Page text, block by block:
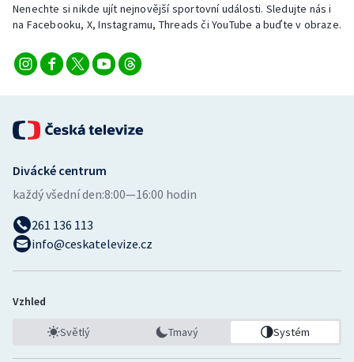
Vodní slalom
Volejbal
Ostatní
Nenechte si nikde ujít nejnovější sportovní události. Sledujte nás i
na Facebooku, X, Instagramu, Threads či YouTube a buďte v obraze.
Divácké centrum
každý všední den:8:00—16:00 hodin
261 136 113
info@ceskatelevize.cz
Vzhled
Světlý Tmavý Systém